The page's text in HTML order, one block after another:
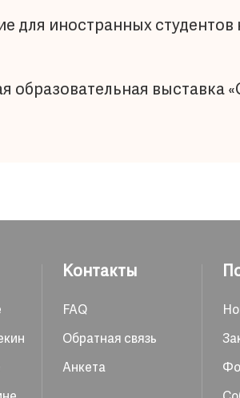
для иностранных студентов
выставка
Контакты
FAQ
Обратная связь
Анкета